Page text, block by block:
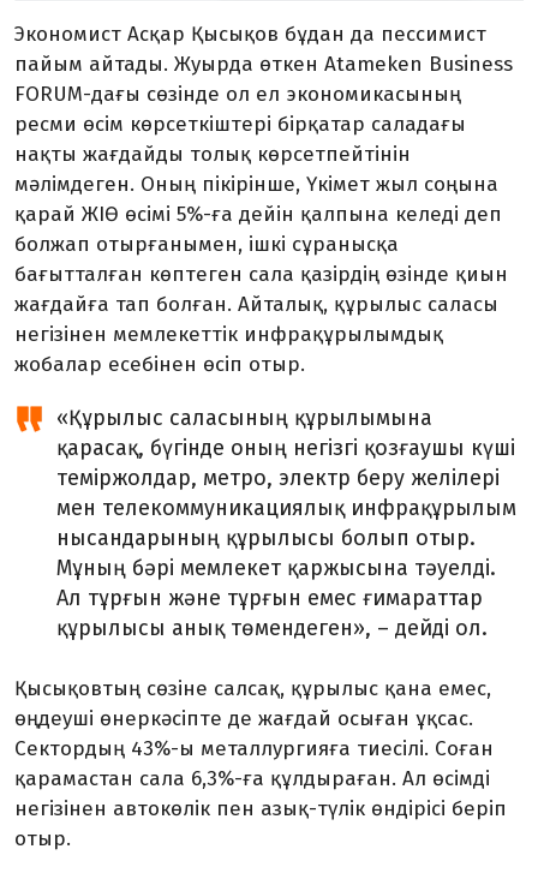
Экономист Асқар Қысықов бұдан да пессимист
пайым айта­ды. Жуырда өткен Atameken Business
FORUM-дағы сөзінде ол ел экономикасының
ресми өсім көр­сеткіштері бірқатар саладағы
нақты жағдайды толық көрсетпей­тінін
мәлімдеген. Оның пікірінше, Үкімет жыл соңына
қарай ЖІӨ өсімі 5%-ға дейін қалпына келеді деп
болжап отырғанымен, ішкі сұранысқа
бағытталған көптеген сала қазірдің өзінде қиын
жағ­дайға тап болған. Айталық, құры­лыс саласы
негізінен мемлекеттік инфрақұрылымдық
жобалар есебінен өсіп отыр.
«Құрылыс саласының құры­лымына
қарасақ, бүгінде оның негізгі қозғаушы күші
темір­жол­дар, метро, электр беру желілері
мен телекоммуникациялық ин­фра­құрылым
нысандарының құрылысы болып отыр.
Мұның бәрі мемлекет қаржысына тәуелді.
Ал тұрғын және тұрғын емес ғи­мараттар
құрылысы анық төмен­деген», – дейді ол.
Қысықовтың сөзіне салсақ, құрылыс қана емес,
өңдеуші өн­ер­­к­әсіпте де жағдай осыған ұқсас.
Сектордың 43%-ы метал­лургияға тиесілі. Соған
қара­мас­тан сала 6,3%-ға құлдыраған. Ал өсімді
негізінен автокөлік пен азық-түлік өндірісі беріп
отыр.